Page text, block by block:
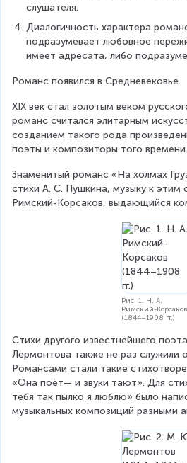
слушателя.
Диалогичность характера
подразумевает любовное
имеет адресата, либо
Романс появился в Средневековье.
XIX век стал золотым веком
романс считался элитарным
созданием такого рода
поэты и композиторы того времени.
Знаменитый романс «На холмах
стихи А. С. Пушкина, музыку к этим
Римский-Корсаков, выдающийся
Рис. 1. Н. А.
Римский-Корсаков
(1844–1908 гг.)
Стихи другого известнейшего
Лермонтова также не раз служили
Романсами стали такие
«Она поёт— и звуки тают». Для
тебя так пылко я люблю» было
музыкальных композиций разными